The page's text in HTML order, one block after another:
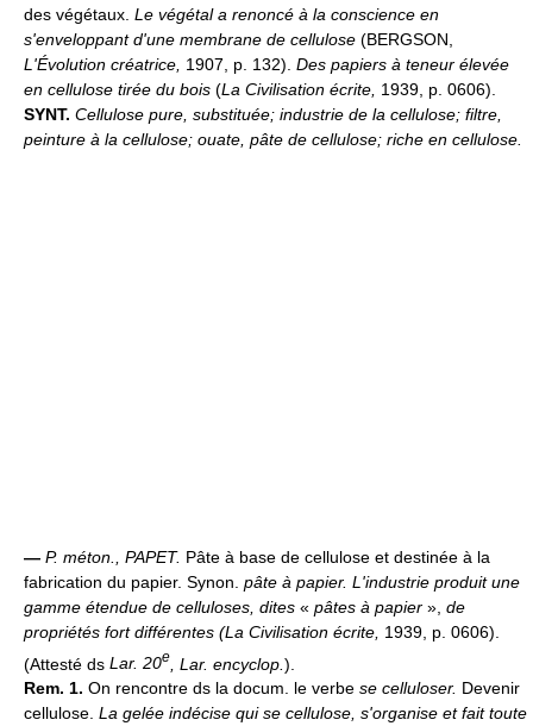
des végétaux. Le végétal a renoncé à la conscience en
s'enveloppant d'une membrane de cellulose (BERGSON,
L'Évolution créatrice, 1907, p. 132). Des papiers à teneur élevée
en cellulose tirée du bois (La Civilisation écrite, 1939, p. 0606).
SYNT. Cellulose pure, substituée; industrie de la cellulose; filtre,
peinture à la cellulose; ouate, pâte de cellulose; riche en cellulose.
— P. méton., PAPET. Pâte à base de cellulose et destinée à la
fabrication du papier. Synon. pâte à papier. L'industrie produit une
gamme étendue de celluloses, dites « pâtes à papier », de
propriétés fort différentes (La Civilisation écrite, 1939, p. 0606).
(Attesté ds Lar. 20e , Lar. encyclop. ).
Rem. 1. On rencontre ds la docum. le verbe se celluloser. Devenir
cellulose. La gelée indécise qui se cellulose, s'organise et fait toute